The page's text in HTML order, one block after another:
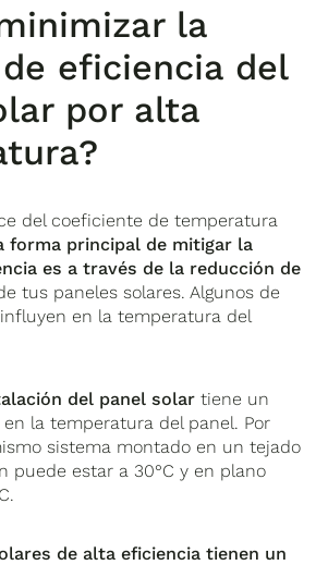
la
eficiencia del
por alta
del coeficiente de temperatura
forma principal de mitigar la
es a través de la reducción de
tus paneles solares. Algunos de
en la temperatura del
del panel solar tiene un
la temperatura del panel. Por
sistema montado en un tejado
puede estar a 30°C y en plano
de alta eficiencia tienen un